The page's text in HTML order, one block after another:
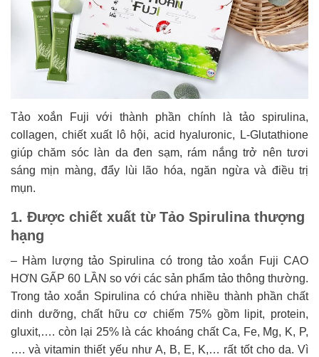
Tảo xoắn Fuji với thành phần chính là tảo spirulina,
collagen, chiết xuất lô hội, acid hyaluronic, L-Glutathione
giúp chăm sóc làn da đen sạm, rám nắng trở nên tươi
sáng mịn màng, đẩy lùi lão hóa, ngăn ngừa và điều trị
mụn.
1. Được chiết xuất từ Tảo Spirulina thượng
hạng
– Hàm lượng tảo Spirulina có trong tảo xoắn Fuji CAO
HƠN GẤP 60 LẦN so với các sản phẩm tảo thông thường.
Trong tảo xoắn Spirulina có chứa nhiều thành phần chất
dinh dưỡng, chất hữu cơ chiếm 75% gồm lipit, protein,
gluxit,…. còn lại 25% là các khoáng chất Ca, Fe, Mg, K, P,
…. và vitamin thiết yếu như A, B, E, K,… rất tốt cho da. Vì